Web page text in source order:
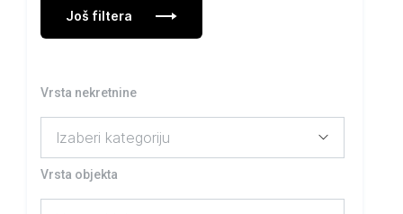
Još filtera
Vrsta nekretnine
Vrsta objekta